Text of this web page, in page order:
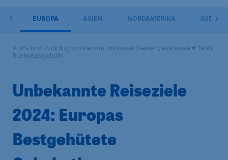
EUROPA ASIEN NORDAMERIKA
*Hin- und Rückflug pro Person, inklusive Steuern, exklusive € 19,99
Buchungsgebühr.
Unbekannte Reiseziele
2024: Europas
Bestgehütete